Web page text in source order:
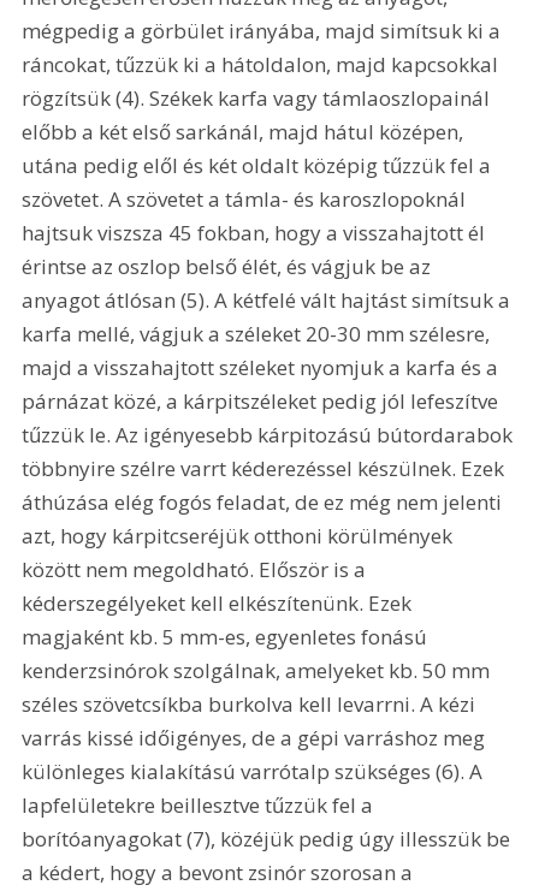
mégpedig a görbület irányába, majd simítsuk ki a
ráncokat, tűzzük ki a hátoldalon, majd kapcsokkal
rögzítsük (4). Székek karfa vagy támlaoszlopainál
előbb a két első sarkánál, majd hátul középen,
utána pedig elől és két oldalt középig tűzzük fel a
szövetet. A szövetet a támla- és karoszlopoknál
hajtsuk viszsza 45 fokban, hogy a visszahajtott él
érintse az oszlop belső élét, és vágjuk be az
anyagot átlósan (5). A kétfelé vált hajtást simítsuk a
karfa mellé, vágjuk a széleket 20-30 mm szélesre,
majd a visszahajtott széleket nyomjuk a karfa és a
párnázat közé, a kárpitszéleket pedig jól lefeszítve
tűzzük le. Az igényesebb kárpitozású bútordarabok
többnyire szélre varrt kéderezéssel készülnek. Ezek
áthúzása elég fogós feladat, de ez még nem jelenti
azt, hogy kárpitcseréjük otthoni körülmények
között nem megoldható. Először is a
kéderszegélyeket kell elkészítenünk. Ezek
magjaként kb. 5 mm-es, egyenletes fonású
kenderzsinórok szolgálnak, amelyeket kb. 50 mm
széles szövetcsíkba burkolva kell levarrni. A kézi
varrás kissé időigényes, de a gépi varráshoz meg
különleges kialakítású varrótalp szükséges (6). A
lapfelületekre beillesztve tűzzük fel a
borítóanyagokat (7), közéjük pedig úgy illesszük be
a kédert, hogy a bevont zsinór szorosan a